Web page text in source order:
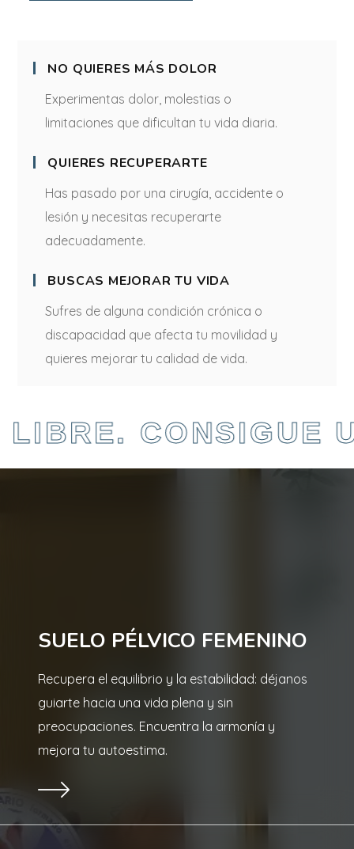
NO QUIERES MÁS DOLOR
Experimentas dolor, molestias o
limitaciones que dificultan tu vida diaria.
QUIERES RECUPERARTE
Has pasado por una cirugía, accidente o
lesión y necesitas recuperarte
adecuadamente.
BUSCAS MEJORAR TU VIDA
Sufres de alguna condición crónica o
discapacidad que afecta tu movilidad y
quieres mejorar tu calidad de vida.
CONSIGUE
SUELO PÉLVICO FEMENINO
Recupera el equilibrio y la estabilidad: déjanos
guiarte hacia una vida plena y sin
preocupaciones. Encuentra la armonía y
mejora tu autoestima.